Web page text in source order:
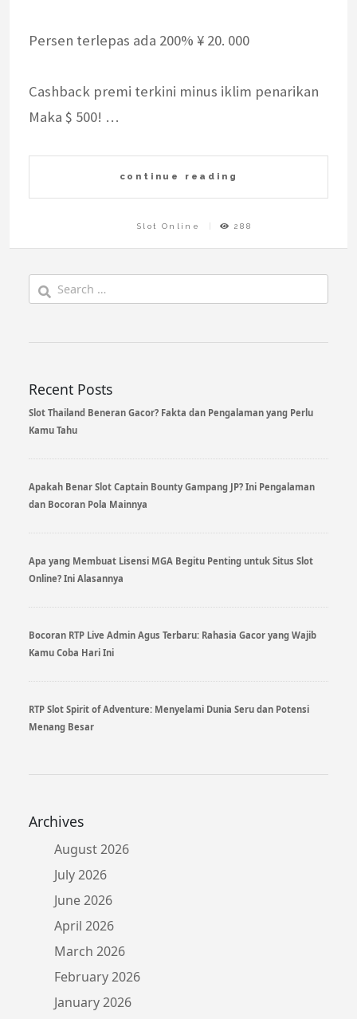
Persen terlepas ada 200% ¥ 20. 000
Cashback premi terkini minus iklim penarikan
Maka $ 500! …
continue reading
Slot Online 288
for:
Recent Posts
Slot Thailand Beneran Gacor? Fakta dan Pengalaman yang Perlu
Kamu Tahu
Apakah Benar Slot Captain Bounty Gampang JP? Ini Pengalaman
dan Bocoran Pola Mainnya
Apa yang Membuat Lisensi MGA Begitu Penting untuk Situs Slot
Online? Ini Alasannya
Bocoran RTP Live Admin Agus Terbaru: Rahasia Gacor yang Wajib
Kamu Coba Hari Ini
RTP Slot Spirit of Adventure: Menyelami Dunia Seru dan Potensi
Menang Besar
Archives
August 2026
July 2026
June 2026
April 2026
March 2026
February 2026
January 2026